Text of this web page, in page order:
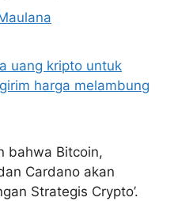
bahwa Bitcoin,
Cardano akan
Strategis Crypto’.